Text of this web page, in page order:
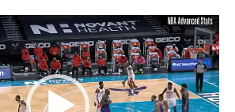
Lecteur
vidéo